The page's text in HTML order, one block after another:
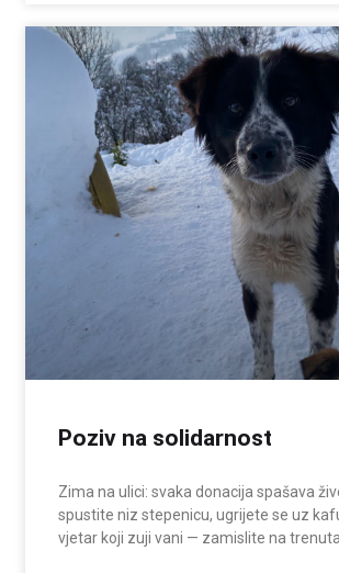
Poziv na solidarnost
Zima na ulici: svaka donacija spašava
spustite niz stepenicu, ugrijete se uz
vjetar koji zuji vani — zamislite na